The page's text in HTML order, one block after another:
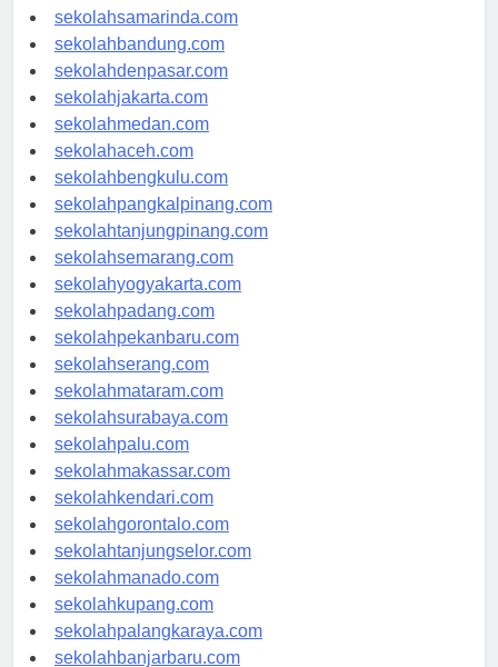
sekolahlampung.com
sekolahsamarinda.com
sekolahbandung.com
sekolahdenpasar.com
sekolahjakarta.com
sekolahmedan.com
sekolahaceh.com
sekolahbengkulu.com
sekolahpangkalpinang.com
sekolahtanjungpinang.com
sekolahsemarang.com
sekolahyogyakarta.com
sekolahpadang.com
sekolahpekanbaru.com
sekolahserang.com
sekolahmataram.com
sekolahsurabaya.com
sekolahpalu.com
sekolahmakassar.com
sekolahkendari.com
sekolahgorontalo.com
sekolahtanjungselor.com
sekolahmanado.com
sekolahkupang.com
sekolahpalangkaraya.com